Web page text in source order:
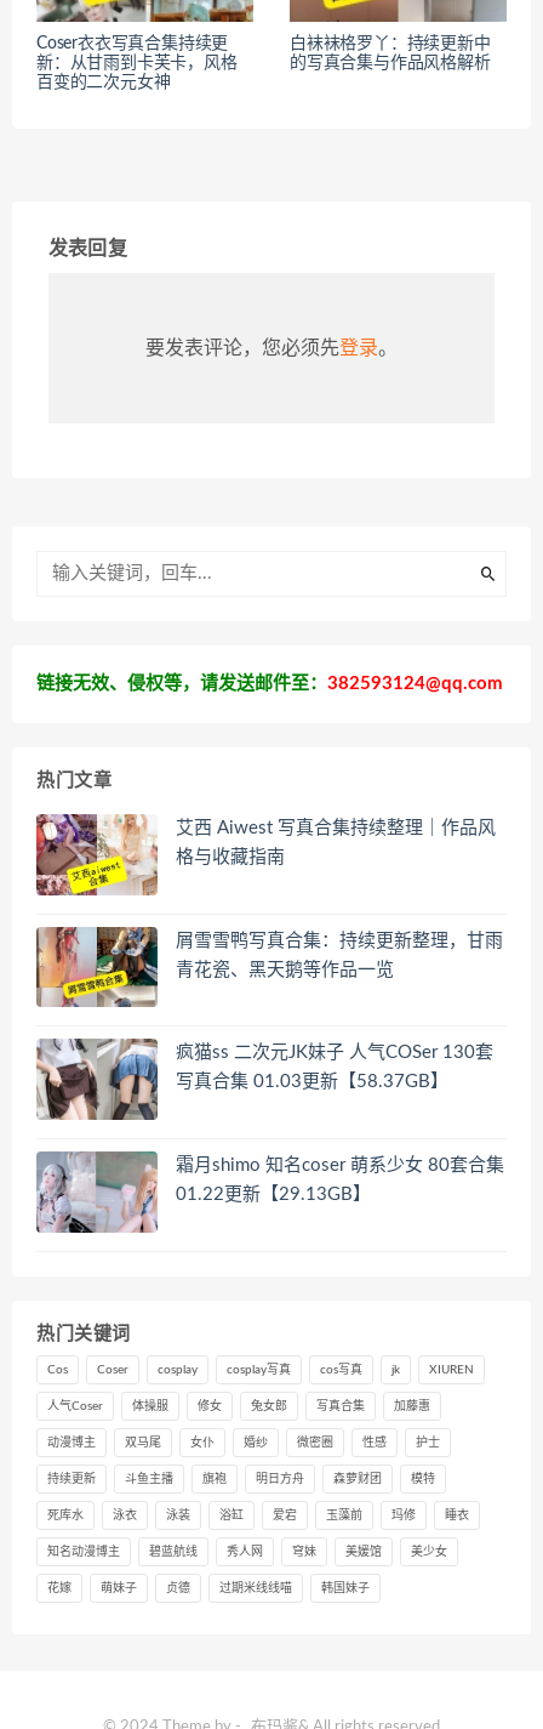
Coser衣衣写真合集持续更
新：从甘雨到卡芙卡，风格
百变的二次元女神
白袜袜格罗丫：持续更新中
的写真合集与作品风格解析
发表回复
要发表评论，您必须先登录。
链接无效、侵权等，请发送邮件至： 382593124@qq.com
热门文章
艾西 Aiwest 写真合集持续整理｜作品风
格与收藏指南
屑雪雪鸭写真合集：持续更新整理，甘雨
青花瓷、黑天鹅等作品一览
疯猫ss 二次元JK妹子 人气COSer 130套
写真合集 01.03更新【58.37GB】
霜月shimo 知名coser 萌系少女 80套合集
01.22更新【29.13GB】
热门关键词
Cos Coser cosplay cosplay写真 cos写真 jk XIUREN
人气Coser 体操服 修女 兔女郎 写真合集 加藤惠
动漫博主 双马尾 女仆 婚纱 微密圈 性感 护士
持续更新 斗鱼主播 旗袍 明日方舟 森萝财团 模特
死库水 泳衣 泳装 浴缸 爱宕 玉藻前 玛修 睡衣
知名动漫博主 碧蓝航线 秀人网 穹妹 美媛馆 美少女
花嫁 萌妹子 贞德 过期米线线喵 韩国妹子